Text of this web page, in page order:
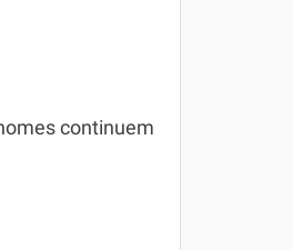
continuem